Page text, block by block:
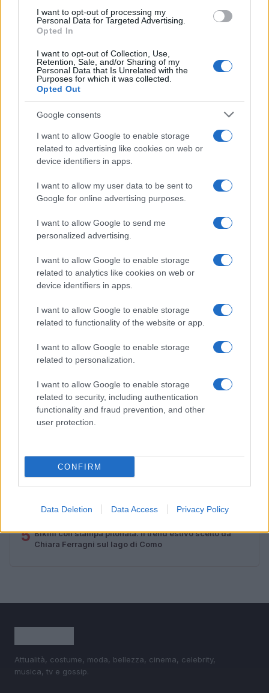
I want to opt-out of processing my
Personal Data for Targeted Advertising.
Opted In
I want to opt-out of Collection, Use,
Retention, Sale, and/or Sharing of my
Personal Data that Is Unrelated with the
Purposes for which it was collected.
Opted Out
Google consents
I want to allow Google to enable storage
related to advertising like cookies on web or
device identifiers in apps.
I want to allow my user data to be sent to
Google for online advertising purposes.
I want to allow Google to send me
personalized advertising.
I want to allow Google to enable storage
related to analytics like cookies on web or
device identifiers in apps.
I want to allow Google to enable storage
related to functionality of the website or app.
I want to allow Google to enable storage
related to personalization.
I want to allow Google to enable storage
related to security, including authentication
functionality and fraud prevention, and other
user protection.
CONFIRM
Data Deletion Data Access Privacy Policy
Guida al biondo da supermodel: nuance, balayage e
BELLEZZA
Capsule di profumi retrò rivisitati: metodo e layering
PIÙ LETTI
Come ottenere una manicure impeccabile e duratura
3
Moda estate 2026: le collezioni e gli accessori più
Capelli grigi: la sfumatura ghiaccio che illumina il viso
5 Bikini con stampa pitonata: il trend estivo scelto da
Chiara Ferragni sul lago di Como
Attualità, costume, moda, bellezza, cinema, celebrity,
musica, tv e gossip.